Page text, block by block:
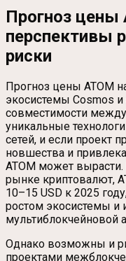
Прогноз цены
перспективы
риски
Прогноз цены ATOM
экосистемы Cosmos
совместимости
уникальные
сетей, и если проект
новшества и
ATOM может вырасти.
рынке криптовалют,
10–15 USD к 2025
ростом экосистемы и
мультиблокчейновой
Однако возможны и
проектами